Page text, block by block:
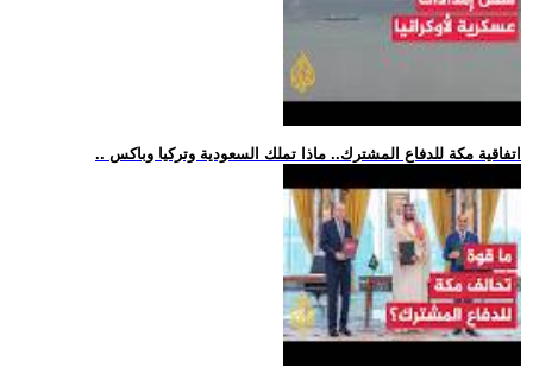
.. اتفاقية مكة للدفاع المشترك.. ماذا تملك السعودية وتركيا وباكس